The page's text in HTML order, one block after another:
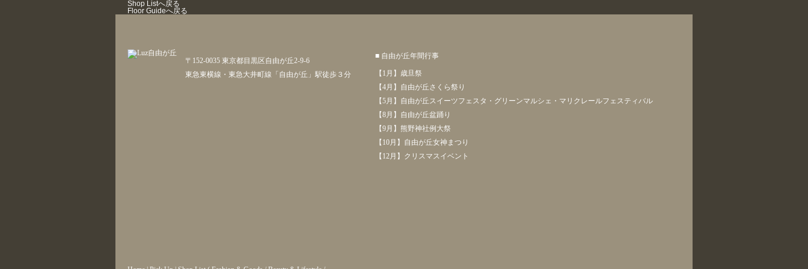
Shop Listへ戻る
Floor Guideへ戻る
〒152-0035 東京都目黒区自由が丘2-9-6
東急東横線・東急大井町線「自由が丘」駅徒歩３分
■ 自由が丘年間行事
【1月】歳旦祭
【4月】自由が丘さくら祭り
【5月】自由が丘スイーツフェスタ・グリーンマルシェ・マリクレールフェスティバル
【8月】自由が丘盆踊り
【9月】熊野神社例大祭
【10月】自由が丘女神まつり
【12月】クリスマスイベント